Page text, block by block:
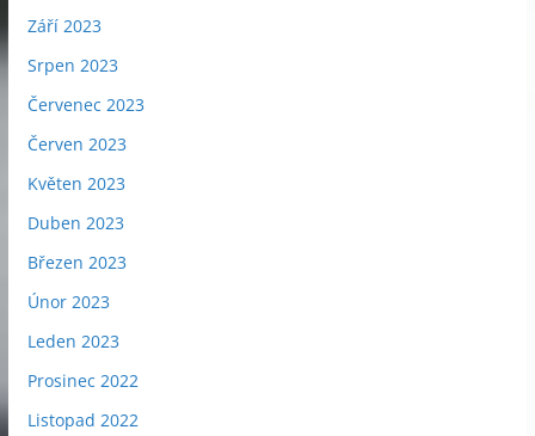
Září 2023
Srpen 2023
Červenec 2023
Červen 2023
Květen 2023
Duben 2023
Březen 2023
Únor 2023
Leden 2023
Prosinec 2022
Listopad 2022